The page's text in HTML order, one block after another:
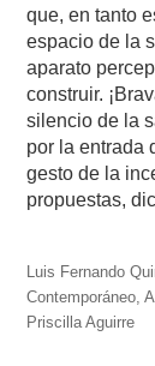
que, en tanto
espacio de la
aparato
construir.
silencio de la
por la entrada
gesto de la
propuestas,
https://
fernando-
quiros/
Luis Fernando
Contemporáneo,
Priscilla Aguirre